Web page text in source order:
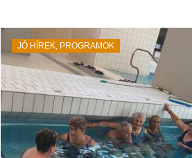
JÓ HÍREK, PROGRAMOK